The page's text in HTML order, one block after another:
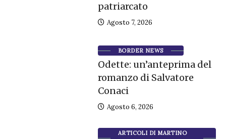
patriarcato
Agosto 7, 2026
BORDER NEWS
Odette: un’anteprima del
romanzo di Salvatore
Conaci
Agosto 6, 2026
ARTICOLI DI MARTINO